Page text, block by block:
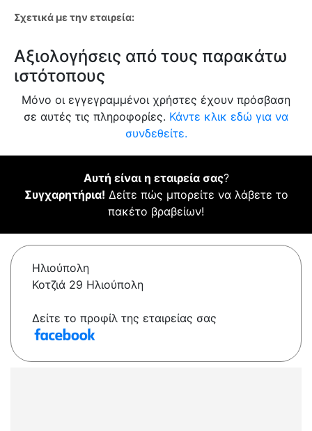
Σχετικά με την εταιρεία:
Αξιολογήσεις από τους παρακάτω
ιστότοπους
Μόνο οι εγγεγραμμένοι χρήστες έχουν πρόσβαση
σε αυτές τις πληροφορίες. Κάντε κλικ εδώ για να
συνδεθείτε.
Αυτή είναι η εταιρεία σας?
Συγχαρητήρια! Δείτε πώς μπορείτε να λάβετε το
πακέτο βραβείων!
Ηλιούπολη
Κοτζιά 29 Ηλιούπολη
Δείτε το προφίλ της εταιρείας σας